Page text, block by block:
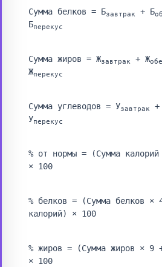
Сумма белков = Бзавтрак + Б
Бперекус
Сумма жиров = Жзавтрак + Ж
Жперекус
Сумма углеводов = Узавтрак
Уперекус
% от нормы = (Сумма
× 100
% белков = (Сумма белков ×
калорий) × 100
% жиров = (Сумма жиров × 9
× 100